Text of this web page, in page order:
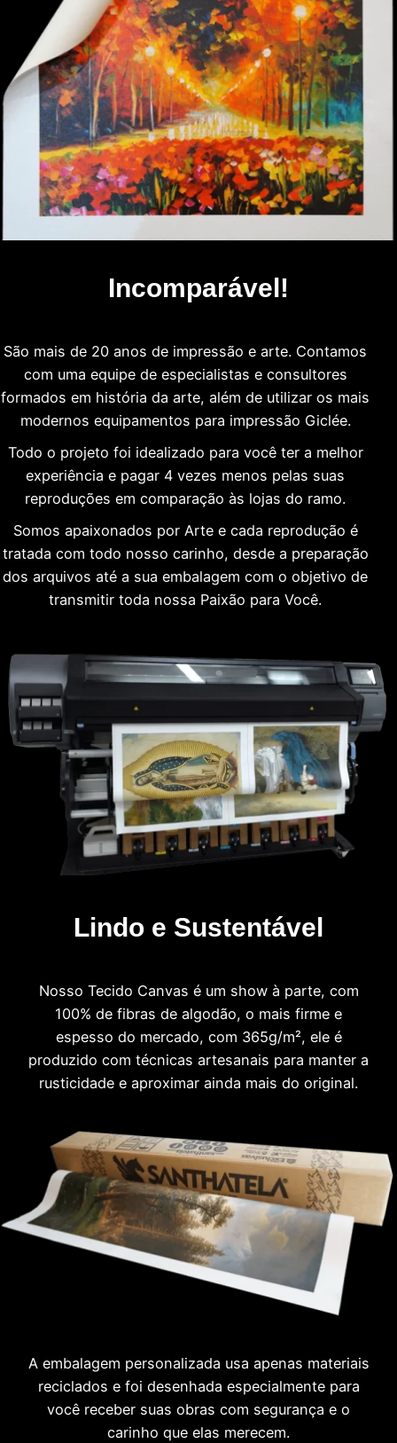
Incomparável!
São mais de 20 anos de impressão e arte. Contamos
com uma equipe de especialistas e consultores
formados em história da arte, além de utilizar os mais
modernos equipamentos para impressão Giclée.
Todo o projeto foi idealizado para você ter a melhor
experiência e pagar 4 vezes menos pelas suas
reproduções em comparação às lojas do ramo.
Somos apaixonados por Arte e cada reprodução é
tratada com todo nosso carinho, desde a preparação
dos arquivos até a sua embalagem com o objetivo de
transmitir toda nossa Paixão para Você.
Lindo e Sustentável
Nosso Tecido Canvas é um show à parte, com
100% de fibras de algodão, o mais firme e
espesso do mercado, com 365g/m², ele é
produzido com técnicas artesanais para manter a
rusticidade e aproximar ainda mais do original.
A embalagem personalizada usa apenas materiais
reciclados e foi desenhada especialmente para
você receber suas obras com segurança e o
carinho que elas merecem.